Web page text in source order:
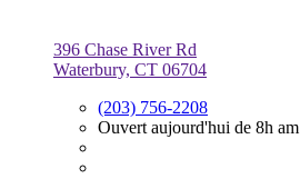
396 Chase River Rd
Waterbury, CT 06704
(203) 756-2208
Ouvert aujourd'hui de 8h